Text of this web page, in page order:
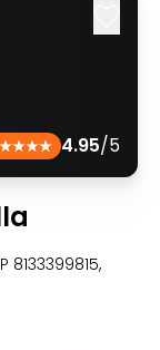
4.95/5
8133399815,